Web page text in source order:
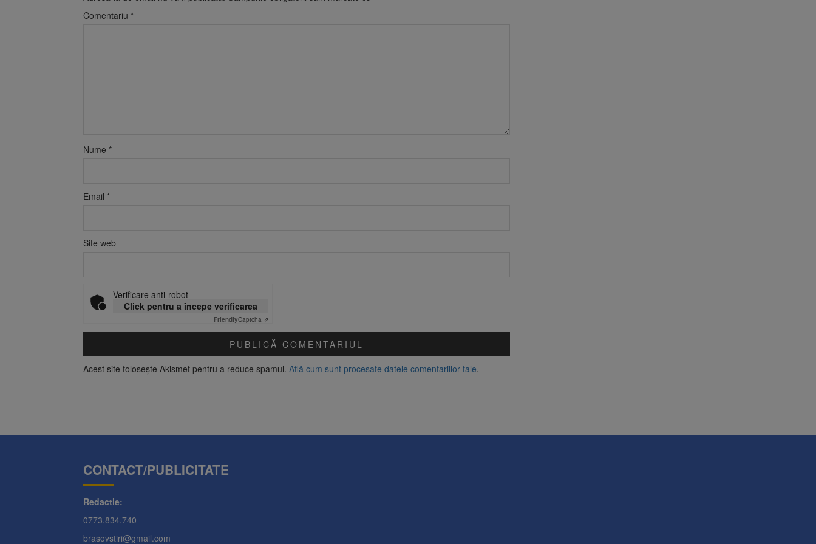
Comentariu *
Nume *
Email *
Site web
Verificare anti-robot
Click pentru a începe verificarea
FriendlyCaptcha ⇗
Acest site folosește Akismet pentru a reduce spamul. Află cum sunt procesate datele comentariilor tale.
CONTACT/PUBLICITATE
Redactie:
0773.834.740
brasovstiri@gmail.com